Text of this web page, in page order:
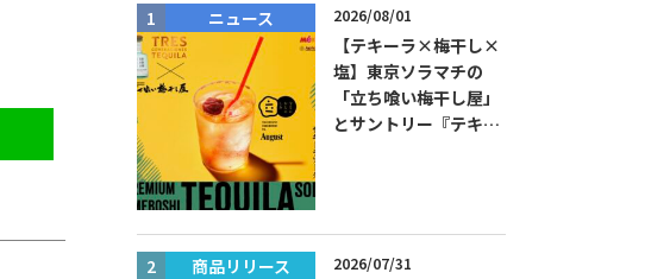
ニュース 2026/08/01
【テキーラ×梅干し×
塩】東京ソラマチの
「立ち喰い梅干し屋」
とサントリー『テキー
8月限定メニューに！
商品リリース 2026/07/31